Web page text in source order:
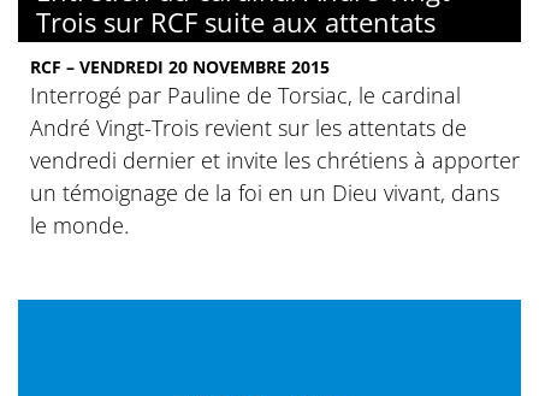
Trois sur RCF suite aux attentats
RCF – VENDREDI 20 NOVEMBRE 2015
Interrogé par Pauline de Torsiac, le cardinal
André Vingt-Trois revient sur les attentats de
vendredi dernier et invite les chrétiens à apporter
un témoignage de la foi en un Dieu vivant, dans
le monde.